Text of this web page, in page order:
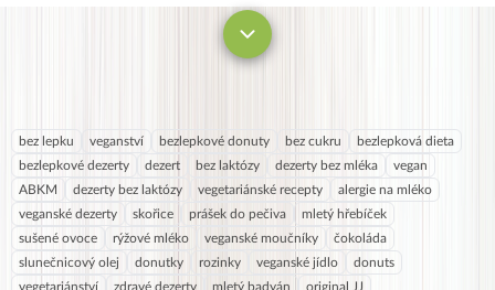
bez lepku veganství bezlepkové donuty bez cukru
bezlepková dieta
bezlepkové dezerty
dezert bez laktózy dezerty bez mléka
vegan
ABKM
dezerty bez laktózy vegetariánské recepty
alergie na mléko
veganské dezerty
skořice prášek do pečiva
mletý hřebíček
sušené ovoce
rýžové mléko veganské moučníky
čokoláda
slunečnicový olej
donutky rozinky veganské jídlo
donuts
vegetariánství
zdravé dezerty mletý badyán
original JJ